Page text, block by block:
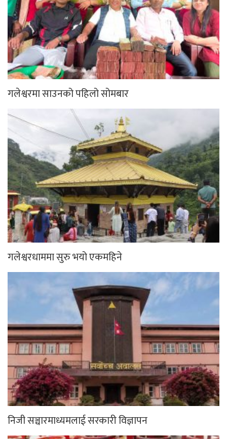
गलेश्वरमा साउनको पहिलो सोमबार
गलेश्वरधाममा सुरु भयो एकमहिने
निजी सञ्चारमाध्यमलाई सरकारी विज्ञापन